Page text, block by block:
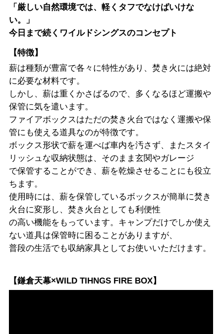
「厳しい自然環境では、軽くタフでなけばいけな
い。」
今日まで続くワイルドシングスのコンセプト
【特徴】
薪は種類が豊富で各々に特性があり、焚き火には絶対
に必要な材料です。
しかし、薪は重くかさばるので、多くなるほど運搬や
保管に気を遣います。
ファイアボックスはただの焚き火台ではなく運搬や保
管にも使える道具なのが特徴です。
ボックス形状で薪を運べば車内を汚さず、またスタイ
リッシュな収納状態は、そのまま玄関やガレージ
で保管することができ、薪を乾燥させることにも役立
ちます。
使用時には、薪を保管しているボックスが簡単に焚き
火台に変形し、焚き火台としても利便性
の高い機能をもっています。キャンプだけでしか使え
ない道具は保管時に困ることがありますが、
普段の生活でも収納家具としてお使いいただけます。
【鎌倉天幕×WILD TIHNGS FIRE BOX】